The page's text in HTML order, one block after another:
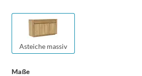
Asteiche massiv
Maße